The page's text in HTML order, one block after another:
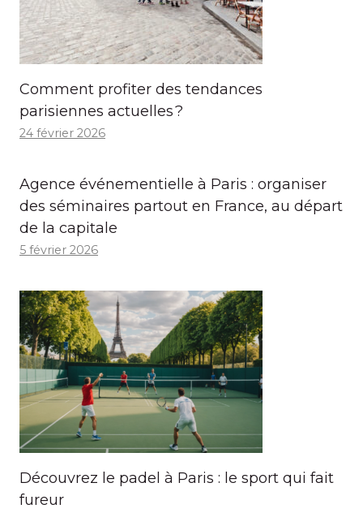
Comment profiter des tendances
parisiennes actuelles ?
24 février 2026
Agence événementielle à Paris : organiser
des séminaires partout en France, au départ
de la capitale
5 février 2026
Découvrez le padel à Paris : le sport qui fait
fureur